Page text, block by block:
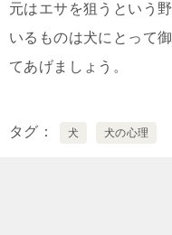
元はエサを狙うという
いるものは犬にとって
てあげましょう。
タグ 犬 犬の心理